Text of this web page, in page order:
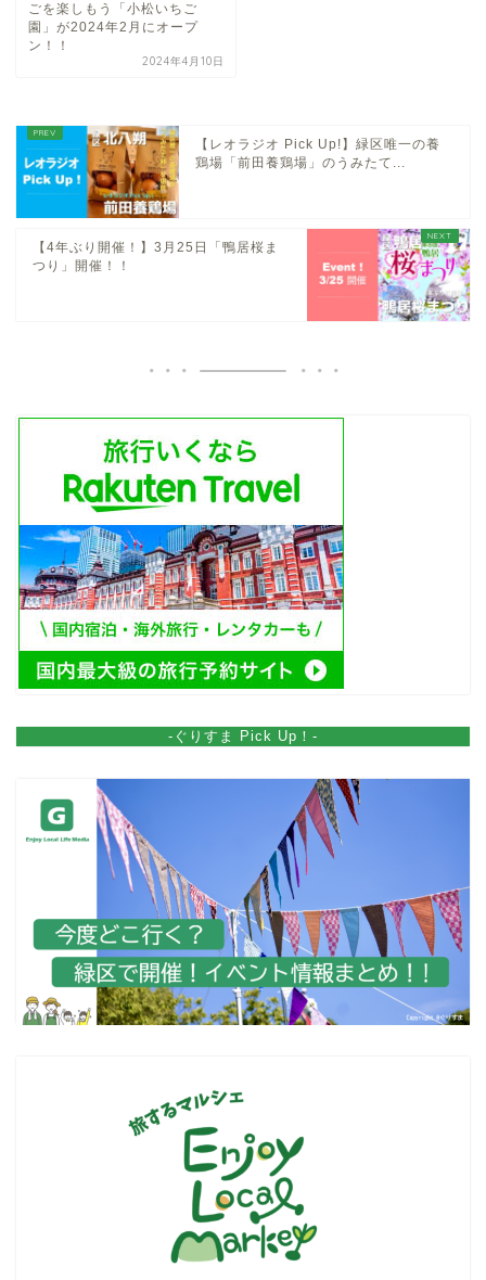
ごを楽しもう「小松いちご
園」が2024年2月にオープ
ン！！
2024年4月10日
【レオラジオ Pick Up!】緑区唯一の養
鶏場「前田養鶏場」のうみたて...
【4年ぶり開催！】3月25日「鴨居桜ま
つり」開催！！
-ぐりすま Pick Up！-